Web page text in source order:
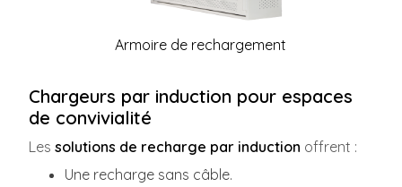
Armoire de rechargement
Chargeurs par induction pour espaces
de convivialité
Les solutions de recharge par induction offrent :
Une recharge sans câble.